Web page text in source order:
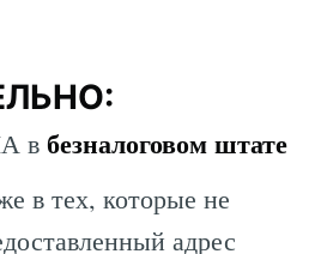
вбезналоговом штате
в тех, которые не
адрес